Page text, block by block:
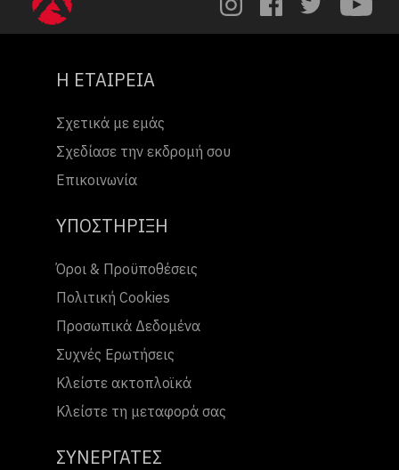
Η ΕΤΑΙΡΕΙΑ
Σχετικά με εμάς
Σχεδίασε την εκδρομή σου
Επικοινωνία
ΥΠΟΣΤΗΡΙΞΗ
Όροι & Προϋποθέσεις
Πολιτική Cookies
Προσωπικά Δεδομένα
Συχνές Ερωτήσεις
Κλείστε ακτοπλοϊκά
Κλείστε τη μεταφορά σας
ΣΥΝΕΡΓΑΤΕΣ